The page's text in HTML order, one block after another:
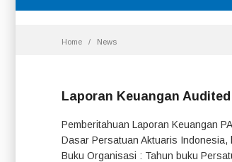
Home News
Laporan Keuangan
Pemberitahuan Laporan Keuangan
Dasar Persatuan Aktuaris Indonesia,
Buku Organisasi : Tahun buku